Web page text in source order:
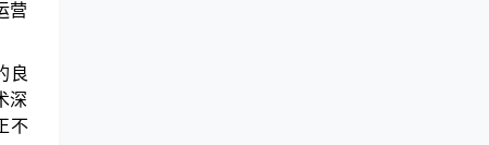
营
良
深
不